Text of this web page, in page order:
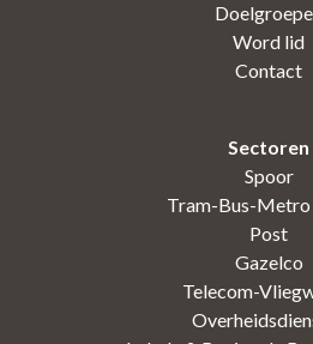
Word lid
Contact
Sectoren
Spoor
Tram-Bus-
Post
Gazelco
Telecom-